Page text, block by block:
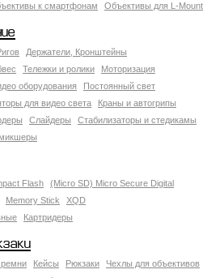
к смартфонам Объективы для L-Mount
Держатели, Кронштейны
Тележки и ролики
Моторизация
оборудования
Постоянный свет
для видео света
Краны и автогрипы
Слайдеры
Стабилизаторы и стедикамы
Flash
(Micro SD) Micro Secure Digital
Memory Stick
XQD
Картридеры
ремни Кейсы Рюкзаки
Чехлы для объективов